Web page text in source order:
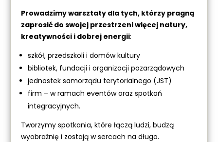
Prowadzimy warsztaty dla tych, którzy pragną
zaprosić do swojej przestrzeni więcej natury,
kreatywności i dobrej energii:
szkół, przedszkoli i domów kultury
bibliotek, fundacji i organizacji pozarządowych
jednostek samorządu terytorialnego (JST)
firm – w ramach eventów oraz spotkań
integracyjnych.
Tworzymy spotkania, które łączą ludzi, budzą
wyobraźnię i zostają w sercach na długo.